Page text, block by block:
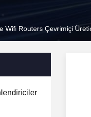
Wifi Routers Çevrimiçi